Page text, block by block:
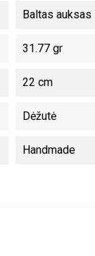
Baltas auksas
31.77 gr
22 cm
Dėžutė
Handmade